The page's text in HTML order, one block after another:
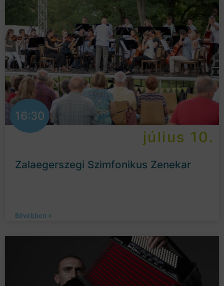
16:30
július 10.
Zalaegerszegi Szimfonikus Zenekar
Bővebben »